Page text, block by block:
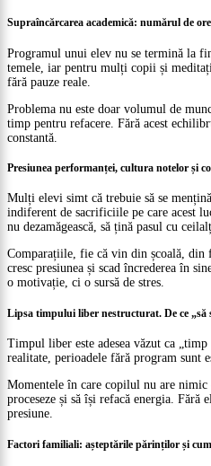
Supraîncărcarea academică: numărul de
Programul unui elev nu se termină la
temele, iar pentru mulți copii și
fără pauze reale.
Problema nu este doar volumul de
timp pentru refacere. Fără acest
constantă.
Presiunea performanței, cultura notelor și
Mulți elevi simt că trebuie să se
indiferent de sacrificiile pe care acest
nu dezamăgească, să țină pasul cu
Comparațiile, fie că vin din școală, din
cresc presiunea și scad încrederea în
o motivație, ci o sursă de stres.
Lipsa timpului liber nestructurat. De ce „să
Timpul liber este adesea văzut ca
realitate, perioadele fără program sunt
Momentele în care copilul nu are nimic
proceseze și să își refacă energia. Fără
presiune.
Factori familiali: așteptările părinților și